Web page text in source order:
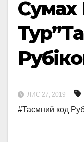
ЛИС 27, 2019
#Таємний код